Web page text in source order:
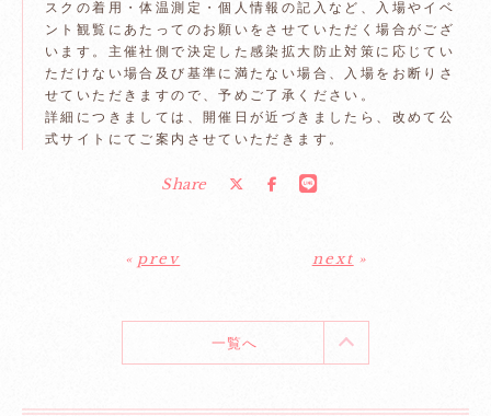
スクの着用・体温測定・個人情報の記入など、入場やイベ
ント観覧にあたってのお願いをさせていただく場合がござ
います。主催社側で決定した感染拡大防止対策に応じてい
ただけない場合及び基準に満たない場合、入場をお断りさ
せていただきますので、予めご了承ください。
詳細につきましては、開催日が近づきましたら、改めて公
式サイトにてご案内させていただきます。
Share
« prev next »
一覧へ